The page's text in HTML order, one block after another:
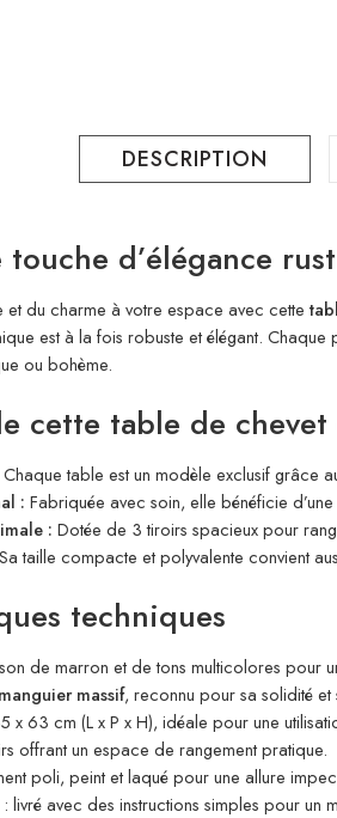
DESCRIPTION
d’élégance
du charme à votre espace avec cette
est à la fois robuste et élégant. Chaque
ou bohème.
cette table de
Chaque table est un modèle exclusif grâce
: Fabriquée avec soin, elle bénéficie
: Dotée de 3 tiroirs spacieux pour
Sa taille compacte et polyvalente convient
techniques
de marron et de tons multicolores pour
massif, reconnu pour sa solidité et
x 63 cm (L x P x H), idéale pour une
offrant un espace de rangement pratique.
poli, peint et laqué pour une allure
livré avec des instructions simples pour un